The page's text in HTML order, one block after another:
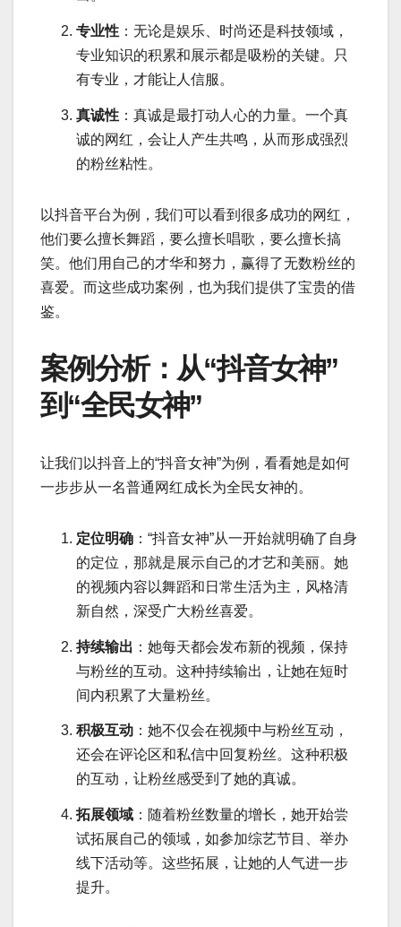
专业性 ：无论是娱乐、时尚还是科技领域，
专业知识的积累和展示都是吸粉的关键。只
有专业，才能让人信服。
真诚性 ：真诚是最打动人心的力量。一个真
诚的网红，会让人产生共鸣，从而形成强烈
的粉丝粘性。
以抖音平台为例，我们可以看到很多成功的网红，
他们要么擅长舞蹈，要么擅长唱歌，要么擅长搞
笑。他们用自己的才华和努力，赢得了无数粉丝的
喜爱。而这些成功案例，也为我们提供了宝贵的借
鉴。
案例分析：从“抖音女神”
到“全民女神”
让我们以抖音上的“抖音女神”为例，看看她是如何
一步步从一名普通网红成长为全民女神的。
定位明确 ：“抖音女神”从一开始就明确了自身
的定位，那就是展示自己的才艺和美丽。她
的视频内容以舞蹈和日常生活为主，风格清
新自然，深受广大粉丝喜爱。
持续输出 ：她每天都会发布新的视频，保持
与粉丝的互动。这种持续输出，让她在短时
间内积累了大量粉丝。
积极互动 ：她不仅会在视频中与粉丝互动，
还会在评论区和私信中回复粉丝。这种积极
的互动，让粉丝感受到了她的真诚。
拓展领域 ：随着粉丝数量的增长，她开始尝
试拓展自己的领域，如参加综艺节目、举办
线下活动等。这些拓展，让她的人气进一步
提升。